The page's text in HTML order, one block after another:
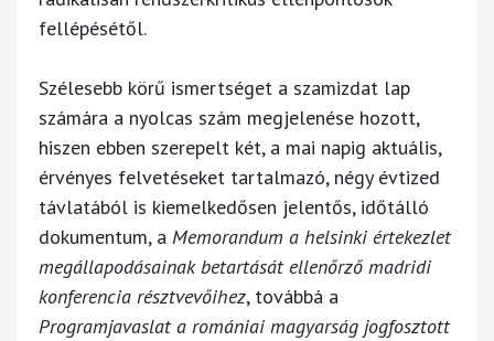
fellépésétől.
Szélesebb körű ismertséget a szamizdat lap
számára a nyolcas szám megjelenése hozott,
hiszen ebben szerepelt két, a mai napig aktuális,
érvényes felvetéseket tartalmazó, négy évtized
távlatából is kiemelkedősen jelentős, időtálló
dokumentum, a Memorandum a helsinki értekezlet
megállapodásainak betartását ellenőrző madridi
konferencia résztvevőihez, továbbá a
Programjavaslat a romániai magyarság jogfosztott